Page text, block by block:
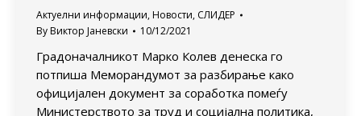
Актуелни информации, Новости, СЛИДЕР
By Виктор Јаневски 10/12/2021
Градоначалникот Марко Колев денеска го
потпиша Меморандумот за разбирање како
официјален документ за соработка помеѓу
Министерството за труд и социјална политика,